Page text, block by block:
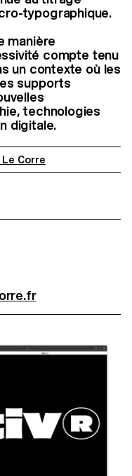
typographique.
manière
compte tenu
un contexte où les
supports
technologies
digitale.
Le Corre